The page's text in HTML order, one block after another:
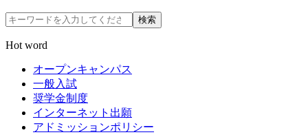
検索
Hot word
オープンキャンパス
一般入試
奨学金制度
インターネット出願
アドミッションポリシー